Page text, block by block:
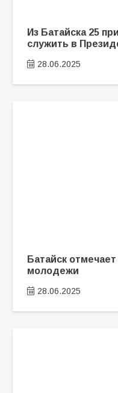
Из Батайска 25
служить в
28.06.2025
Батайск
молодежи
28.06.2025